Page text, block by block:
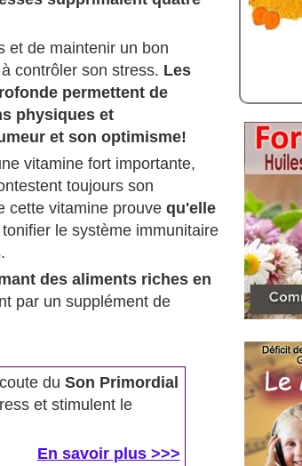
et de maintenir un bon
contrôler son stress. Les
permettent de
physiques et
et son optimisme!
vitamine fort importante,
toujours son
cette vitamine prouve qu'elle
le système immunitaire
des aliments riches en
par un supplément de
du Son Primordial
et stimulent le
En savoir plus >>>